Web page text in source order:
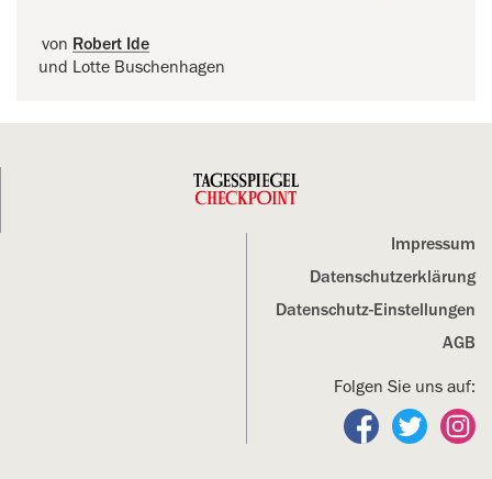
von Robert Ide
und Lotte Buschenhagen
Impressum
Datenschutz­erklärung
Datenschutz-Einstellungen
AGB
Folgen Sie uns auf:
Folgen Sie